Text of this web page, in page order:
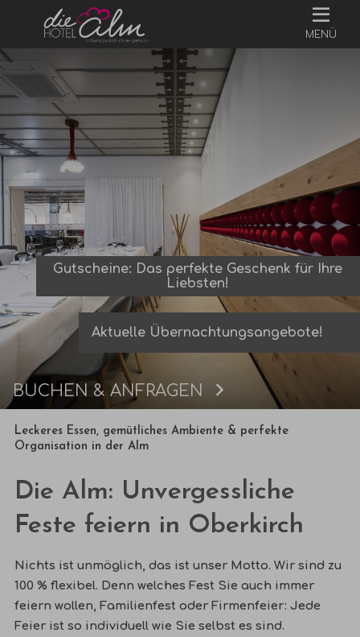
MENÜ
BUCHEN & ANFRAGEN Buchen
Gutscheine: Das perfekte Geschenk für Ihre
Liebsten!
Aktuelle Übernachtungsangebote!
Leckeres Essen, gemütliches Ambiente & perfekte
Organisation in der Alm
Die Alm: Unvergessliche
Feste feiern in Oberkirch
Nichts ist unmöglich, das ist unser Motto.Wir sind zu
100 % flexibel. Denn welches Fest Sie auch immer
feiern wollen, Familienfest oder Firmenfeier: Jede
Feier ist so individuell wie Sie selbst es sind.